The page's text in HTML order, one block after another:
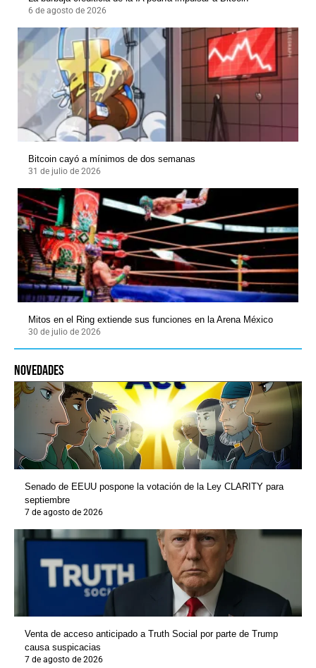
6 de agosto de 2026
Bitcoin cayó a mínimos de dos semanas
31 de julio de 2026
Mitos en el Ring extiende sus funciones en la Arena México
30 de julio de 2026
novedades
Senado de EEUU pospone la votación de la Ley CLARITY para
septiembre
7 de agosto de 2026
Venta de acceso anticipado a Truth Social por parte de Trump
causa suspicacias
7 de agosto de 2026